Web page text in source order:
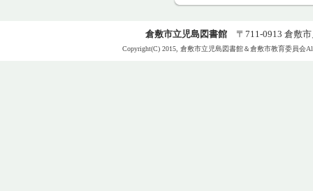
倉敷市立児島図書館 〒711-0913 倉敷
Copyright(C) 2015, 倉敷市立児島図書館＆倉敷市教育委員